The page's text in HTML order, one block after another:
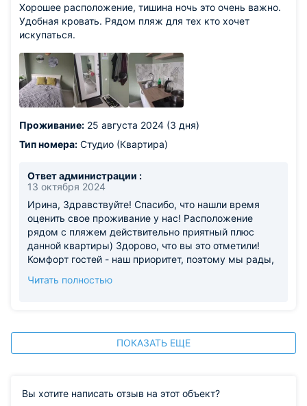
Хорошее расположение, тишина ночь это очень важно.
Удобная кровать. Рядом пляж для тех кто хочет
искупаться.
Проживание: 25 августа 2024 (3 дня)
Тип номера: Студио (Квартира)
Ответ администрации :
13 октября 2024
Ирина, Здравствуйте! Спасибо, что нашли время
оценить свое проживание у нас! Расположение
рядом с пляжем действительно приятный плюс
данной квартиры) Здорово, что вы это отметили!
Комфорт гостей - наш приоритет, поэтому мы рады,
нетерпением ждать вас в снова у себя в гостях! С
Читать полностью
ПОКАЗАТЬ ЕЩЕ
Вы хотите написать отзыв на этот объект?